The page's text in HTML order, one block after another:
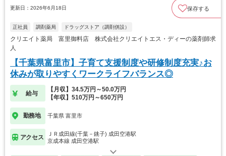
更新日：2026年6月18日 保存する
正社員 調剤薬局 ドラッグストア（調剤併設）
クリエイト薬局 富里御料店 株式会社クリエイトエス・ディーの薬剤師求
人
【千葉県富里市】子育て支援制度や研修制度充実♪お
休みが取りやすくワークライフバランス◎
給与
【月収】34.5万円～50.0万円
【年収】510万円～650万円
勤務地 千葉県 富里市
アクセス
ＪＲ成田線(千葉－銚子) 成田空港駅
京成本線 成田空港駅